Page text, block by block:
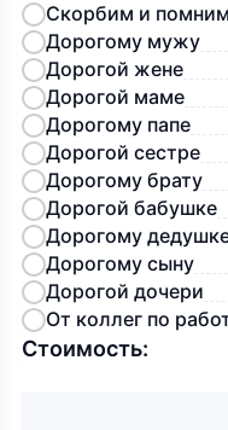
Скорбим и помним
Дорогому мужу
Дорогой жене
Дорогой маме
Дорогому папе
Дорогой сестре
Дорогому брату
Дорогой бабушке
Дорогому
Дорогому сыну
Дорогой дочери
От коллег по
Стоимость: